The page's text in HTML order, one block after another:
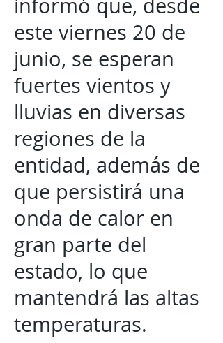
informó que, desde
este viernes 20 de
junio, se esperan
fuertes vientos y
lluvias en diversas
regiones de la
entidad, además de
que persistirá una
onda de calor en
gran parte del
estado, lo que
mantendrá las altas
temperaturas.